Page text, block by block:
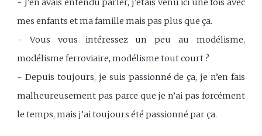
- J’en avais entendu parler, j’étais venu ici une fois avec
mes enfants et ma famille mais pas plus que ça.
- Vous vous intéressez un peu au modélisme,
modélisme ferroviaire, modélisme tout court ?
- Depuis toujours, je suis passionné de ça, je n’en fais
malheureusement pas parce que je n’ai pas forcément
le temps, mais j’ai toujours été passionné par ça.